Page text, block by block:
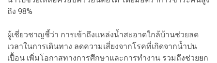
ถึง 98%
ผู้เชี่ยวชาญชี้ว่า การเข้าถึงแหล่งน้ำสะอาดใกล้บ้านช่วยลด
เวลาในการเดินทาง ลดความเสี่ยงจากโรคที่เกิดจากน้ำปน
เปื้อน เพิ่มโอกาสทางการศึกษาและการทำงาน รวมถึงช่วยยก